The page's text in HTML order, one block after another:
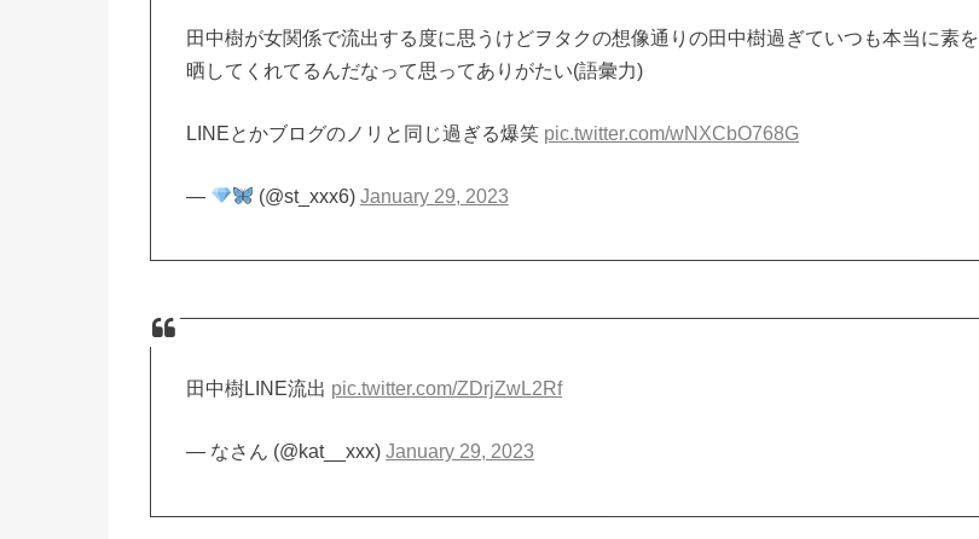
田中樹が女関係で流出する度に思うけどヲタクの想像通りの田中樹過ぎていつも本当に素を
晒してくれてるんだなって思ってありがたい(語彙力)
LINEとかブログのノリと同じ過ぎる爆笑 pic.twitter.com/wNXCbO768G
— (@st_xxx6) January 29, 2023
田中樹LINE流出 pic.twitter.com/ZDrjZwL2Rf
— なさん (@kat__xxx)January 29, 2023